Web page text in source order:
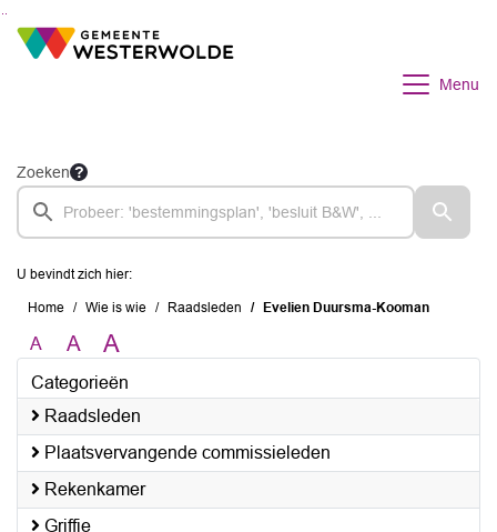
Ga naar de inhoud van deze pagina
Ga naar het zoeken
Ga naar het menu
Menu
Zoeken
U bevindt zich hier:
Home Wie is wie Raadsleden Evelien Duursma-Kooman
A A A
Categorieën
Raadsleden
Plaatsvervangende commissieleden
Rekenkamer
Griffie